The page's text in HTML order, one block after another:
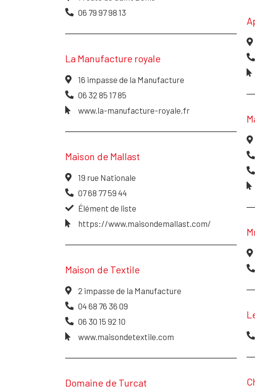
06 79 97 98 13
La Manufacture royale
16 impasse de la Manufacture
06 32 85 17 85
www.la-manufacture-royale.fr
Maison de Mallast
19 rue Nationale
07 68 77 59 44
Élément de liste
https://www.maisondemallast.com/
Maison de Textile
2 impasse de la Manufacture
04 68 76 36 09
06 30 15 92 10
www.maisondetextile.com
Domaine de Turcat